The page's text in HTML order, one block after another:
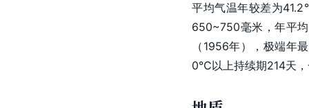
平均气温年较差为
650~750毫米，年平
（1956年），极端年
0℃以上持续期214天，